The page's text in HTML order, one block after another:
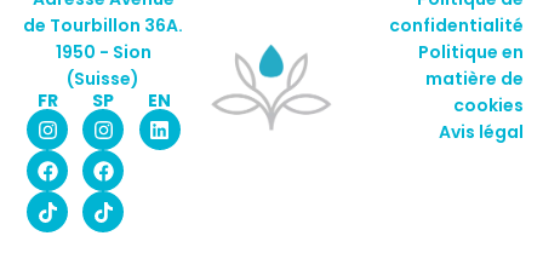
de Tourbillon 36A.
1950 - Sion
(Suisse)
FR
SP EN
confidentialité
Politique en
matière de
cookies
Avis légal